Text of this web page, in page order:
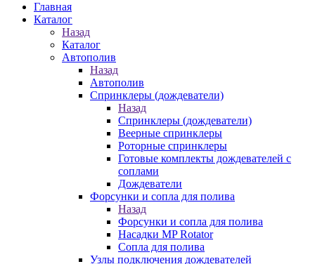
Главная
Каталог
Назад
Каталог
Автополив
Назад
Автополив
Спринклеры (дождеватели)
Назад
Спринклеры (дождеватели)
Веерные спринклеры
Роторные спринклеры
Готовые комплекты дождевателей с
соплами
Дождеватели
Форсунки и сопла для полива
Назад
Форсунки и сопла для полива
Насадки MP Rotator
Сопла для полива
Узлы подключения дождевателей